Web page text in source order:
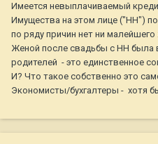
Имеется невыплачиваемый
Имущества на этом лице ("НН")
по ряду причин нет ни
Женой после свадьбы с НН была
родителей - это единственное
И? Что такое собственно это
Экономисты/бухгалтеры - хотя